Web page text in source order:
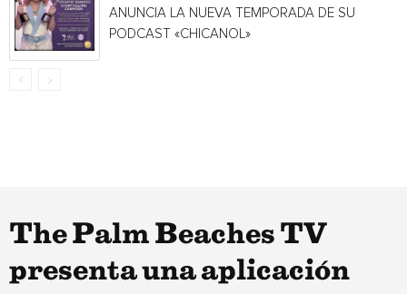
ANUNCIA LA NUEVA TEMPORADA DE SU
PODCAST «CHICANOL»
The Palm Beaches TV
presenta una aplicación